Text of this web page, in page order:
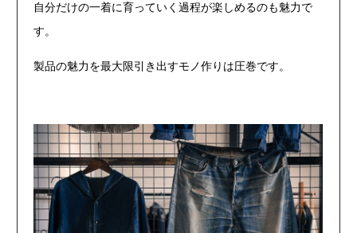
自分だけの一着に育っていく過程が楽しめるのも魅力で
す。
製品の魅力を最大限引き出すモノ作りは圧巻です。